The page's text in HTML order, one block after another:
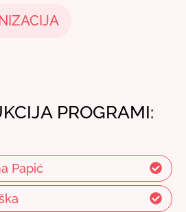
PROGRAMI:
Papić